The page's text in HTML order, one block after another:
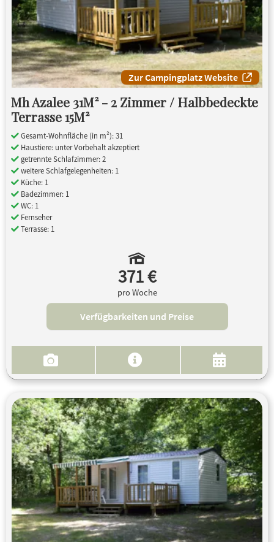
Zur Campingplatz Website
Mh Azalee 31M² - 2 Zimmer / Halbbedeckte
Terrasse 15M²
Gesamt-Wohnfläche (in m²): 31
Haustiere: unter Vorbehalt akzeptiert
getrennte Schlafzimmer: 2
weitere Schlafgelegenheiten: 1
Küche: 1
Badezimmer: 1
WC: 1
Fernseher
Terrasse: 1
371 €
pro Woche
Verfügbarkeiten und Preise